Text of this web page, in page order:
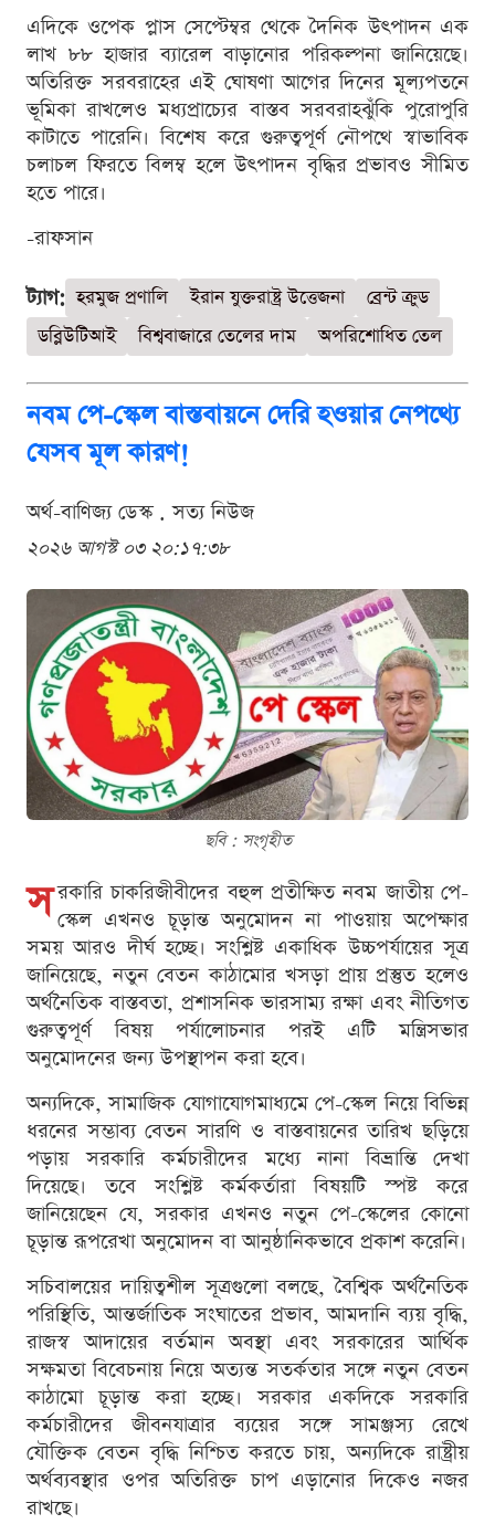
এদিকে ওপেক প্লাস সেপ্টেম্বর থেকে দৈনিক উৎপাদন এক
লাখ ৮৮ হাজার ব্যারেল বাড়ানোর পরিকল্পনা জানিয়েছে।
অতিরিক্ত সরবরাহের এই ঘোষণা আগের দিনের মূল্যপতনে
ভূমিকা রাখলেও মধ্যপ্রাচ্যের বাস্তব সরবরাহঝুঁকি পুরোপুরি
কাটাতে পারেনি। বিশেষ করে গুরুত্বপূর্ণ নৌপথে স্বাভাবিক
চলাচল ফিরতে বিলম্ব হলে উৎপাদন বৃদ্ধির প্রভাবও সীমিত
হতে পারে।
-রাফসান
ট্যাগ: হরমুজ প্রণালি ইরান যুক্তরাষ্ট্র উত্তেজনা
ব্রেন্ট ক্রুড
ডব্লিউটিআই
বিশ্ববাজারে তেলের দাম অপরিশোধিত তেল
নবম পে-স্কেল বাস্তবায়নে দেরি হওয়ার নেপথ্যে
যেসব মূল কারণ!
অর্থ-বাণিজ্য ডেস্ক . সত্য নিউজ
২০২৬ আগস্ট ০৩ ২০:১৭:৩৮
ছবি : সংগৃহীত
স রকারি চাকরিজীবীদের বহুল প্রতীক্ষিত নবম জাতীয় পে-
স্কেল এখনও চূড়ান্ত অনুমোদন না পাওয়ায় অপেক্ষার
সময় আরও দীর্ঘ হচ্ছে। সংশ্লিষ্ট একাধিক উচ্চপর্যায়ের সূত্র
জানিয়েছে, নতুন বেতন কাঠামোর খসড়া প্রায় প্রস্তুত হলেও
অর্থনৈতিক বাস্তবতা, প্রশাসনিক ভারসাম্য রক্ষা এবং নীতিগত
গুরুত্বপূর্ণ বিষয় পর্যালোচনার পরই এটি মন্ত্রিসভার
অনুমোদনের জন্য উপস্থাপন করা হবে।
অন্যদিকে, সামাজিক যোগাযোগমাধ্যমে পে-স্কেল নিয়ে বিভিন্ন
ধরনের সম্ভাব্য বেতন সারণি ও বাস্তবায়নের তারিখ ছড়িয়ে
পড়ায় সরকারি কর্মচারীদের মধ্যে নানা বিভ্রান্তি দেখা
দিয়েছে। তবে সংশ্লিষ্ট কর্মকর্তারা বিষয়টি স্পষ্ট করে
জানিয়েছেন যে, সরকার এখনও নতুন পে-স্কেলের কোনো
চূড়ান্ত রূপরেখা অনুমোদন বা আনুষ্ঠানিকভাবে প্রকাশ করেনি।
সচিবালয়ের দায়িত্বশীল সূত্রগুলো বলছে, বৈশ্বিক অর্থনৈতিক
পরিস্থিতি, আন্তর্জাতিক সংঘাতের প্রভাব, আমদানি ব্যয় বৃদ্ধি,
রাজস্ব আদায়ের বর্তমান অবস্থা এবং সরকারের আর্থিক
সক্ষমতা বিবেচনায় নিয়ে অত্যন্ত সতর্কতার সঙ্গে নতুন বেতন
কাঠামো চূড়ান্ত করা হচ্ছে। সরকার একদিকে সরকারি
কর্মচারীদের জীবনযাত্রার ব্যয়ের সঙ্গে সামঞ্জস্য রেখে
যৌক্তিক বেতন বৃদ্ধি নিশ্চিত করতে চায়, অন্যদিকে রাষ্ট্রীয়
অর্থব্যবস্থার ওপর অতিরিক্ত চাপ এড়ানোর দিকেও নজর
রাখছে।